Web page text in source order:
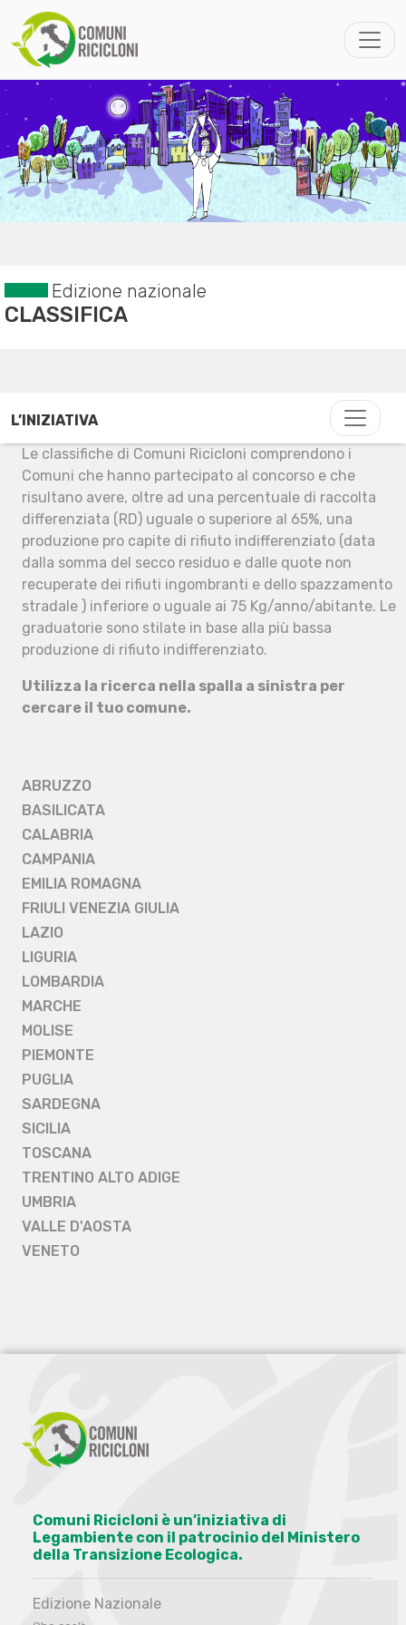
Edizione nazionale
CLASSIFICA
L’INIZIATIVA
Le classifiche di Comuni Ricicloni comprendono i
Comuni che hanno partecipato al concorso e che
risultano avere, oltre ad una percentuale di raccolta
differenziata (RD) uguale o superiore al 65%, una
produzione pro capite di rifiuto indifferenziato (data
dalla somma del secco residuo e dalle quote non
recuperate dei rifiuti ingombranti e dello spazzamento
stradale ) inferiore o uguale ai 75 Kg/anno/abitante. Le
graduatorie sono stilate in base alla più bassa
produzione di rifiuto indifferenziato.
Utilizza la ricerca nella spalla a sinistra per
cercare il tuo comune.
ABRUZZO
BASILICATA
CALABRIA
CAMPANIA
EMILIA ROMAGNA
FRIULI VENEZIA GIULIA
LAZIO
LIGURIA
LOMBARDIA
MARCHE
MOLISE
PIEMONTE
PUGLIA
SARDEGNA
SICILIA
TOSCANA
TRENTINO ALTO ADIGE
UMBRIA
VALLE D'AOSTA
VENETO
Comuni Ricicloni è un’iniziativa di
Legambiente con il patrocinio del Ministero
della Transizione Ecologica.
Edizione Nazionale